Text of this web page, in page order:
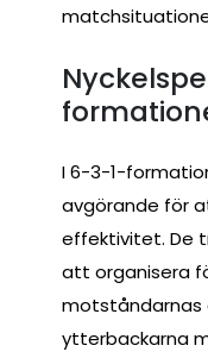
I 6-3-1-
avgörande för
effektivitet. De
att organisera
motståndarnas
ytterbackarna